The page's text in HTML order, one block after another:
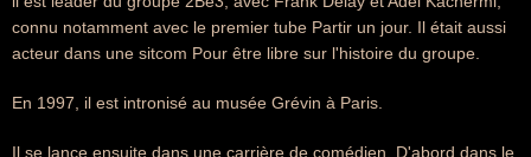
connu notamment avec le premier tube Partir un jour. Il était aussi
acteur dans une sitcom Pour être libre sur l'histoire du groupe.
En 1997, il est intronisé au musée Grévin à Paris.
Il se lance ensuite dans une carrière de comédien. D'abord dans le